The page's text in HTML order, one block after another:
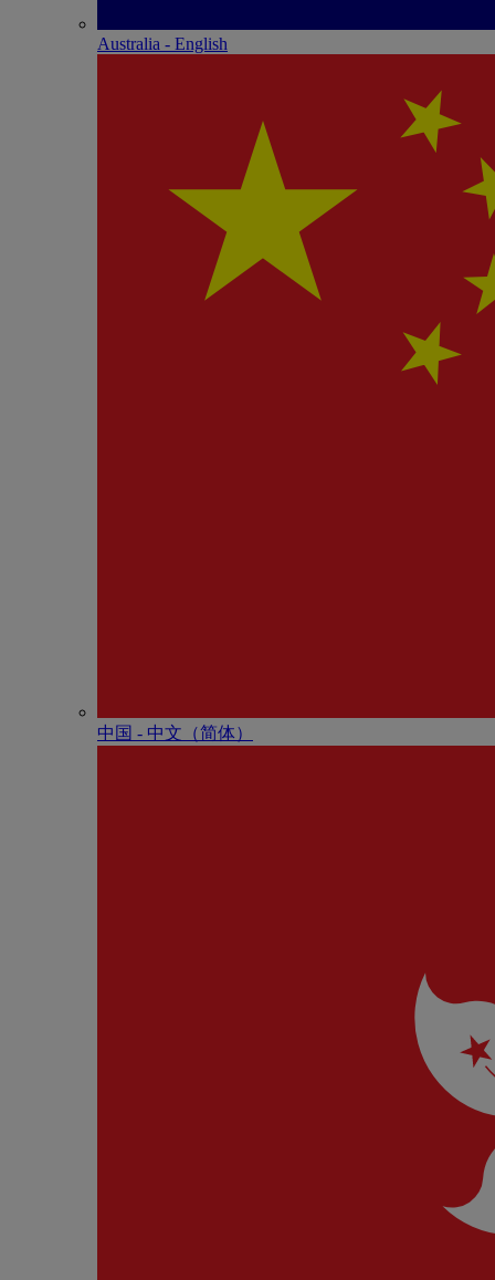
Australia - English
中国 - 中⽂（简体）